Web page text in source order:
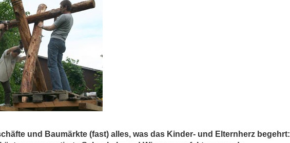
und Baumärkte (fast) alles, was das Kinder- und Elternherz begehrt: